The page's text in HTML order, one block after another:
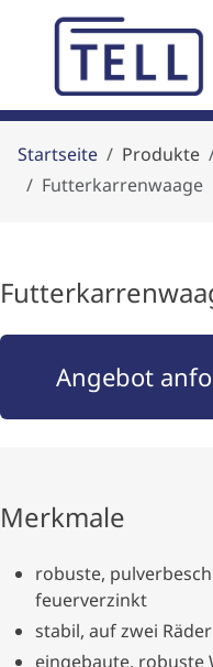
Startseite Produkte
Futterkarrenwaage
Angebot
Merkmale
robuste,
feuerverzinkt
stabil, auf zwei
eingebaute, robuste